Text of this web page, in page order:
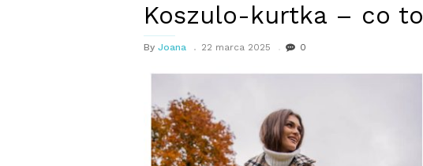
Koszulo-kurtka – co
By Joana 22 marca 2025 0